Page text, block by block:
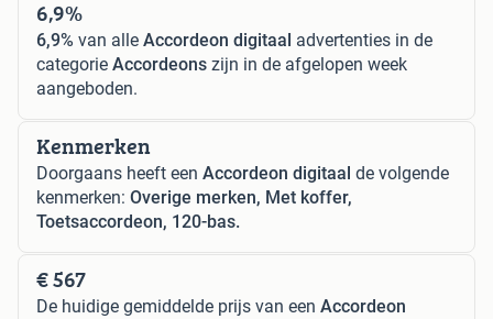
6,9%
6,9% van alle Accordeon digitaal advertenties in de
categorie Accordeons zijn in de afgelopen week
aangeboden.
Kenmerken
Doorgaans heeft een Accordeon digitaal de volgende
kenmerken: Overige merken, Met koffer,
Toetsaccordeon, 120-bas.
€ 567
De huidige gemiddelde prijs van een Accordeon